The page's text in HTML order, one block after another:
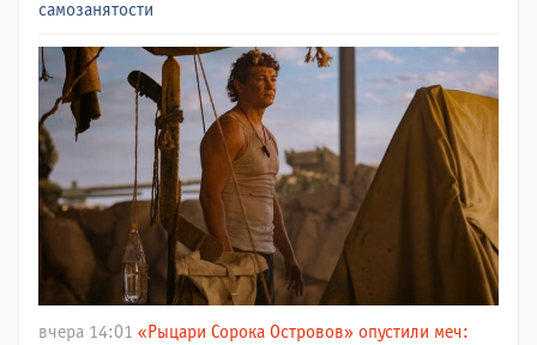
самозанятости
вчера 14:01 «Рыцари Сорока Островов» опустили меч: